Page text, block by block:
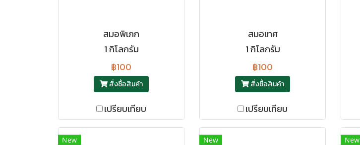
สมอพิเภก
1 กิโลกรัม
฿100
สั่งซื้อสินค้า
เปรียบเทียบ
สมอเทศ
1 กิโลกรัม
฿100
สั่งซื้อสินค้า
เปรียบเทียบ
New New New